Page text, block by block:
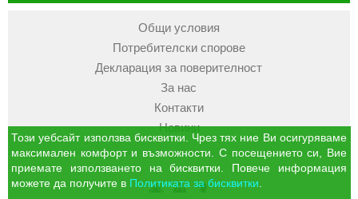
Общи условия
Потребителски спорове
Декларация за поверителност
За нас
Контакти
Новини
УЧМАГКошница
Профил
Този уебсайт използва бисквитки. Чрез тях ние Ви осигуряваме
максимален комфорт и възможности. С посещението си, Вие
приемате използването на бисквитки. Повече информация
можете да получите в Политиката за бисквитки.